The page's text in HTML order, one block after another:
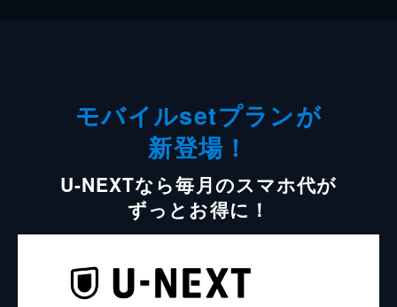
モバイルsetプランが
新登場！
U-NEXTなら毎月のスマホ代が
ずっとお得に！